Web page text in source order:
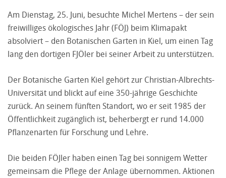
Am Dienstag, 25. Juni, besuchte Michel Mertens – der sein
freiwilliges ökologisches Jahr (FÖJ) beim Klimapakt
absolviert – den Botanischen Garten in Kiel, um einen Tag
lang den dortigen FJÖler bei seiner Arbeit zu unterstützen.
Der Botanische Garten Kiel gehört zur Christian-Albrechts-
Universität und blickt auf eine 350-jährige Geschichte
zurück. An seinem fünften Standort, wo er seit 1985 der
Öffentlichkeit zugänglich ist, beherbergt er rund 14.000
Pflanzenarten für Forschung und Lehre.
Die beiden FÖJler haben einen Tag bei sonnigem Wetter
gemeinsam die Pflege der Anlage übernommen. Aktionen